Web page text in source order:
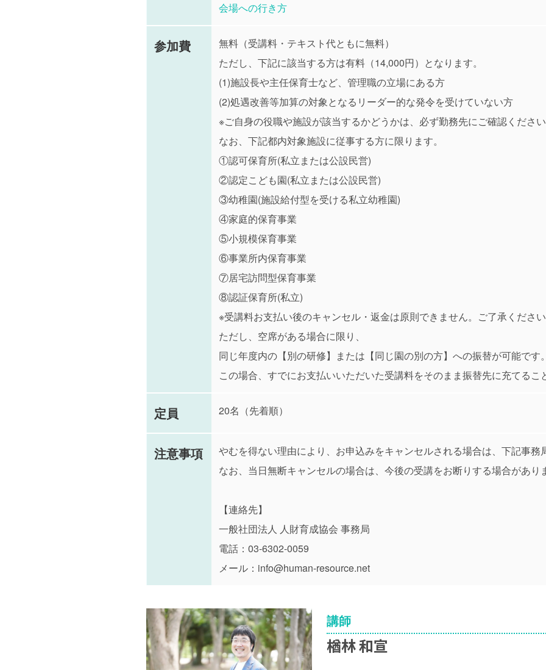
会場への行き方
参加費
無料（受講料・テキスト代ともに無料）
ただし、下記に該当する方は有料（14,000円）となります。
(1)施設長や主任保育士など、管理職の立場にある方
(2)処遇改善等加算の対象となるリーダー的な発令を受けていない方
※ご自身の役職や施設が該当するかどうかは、必ず勤務先にご確認ください
なお、下記都内対象施設に従事する方に限ります。
①認可保育所(私立または公設民営)
②認定こども園(私立または公設民営)
③幼稚園(施設給付型を受ける私立幼稚園)
④家庭的保育事業
⑤小規模保育事業
⑥事業所内保育事業
⑦居宅訪問型保育事業
⑧認証保育所(私立)
※受講料お支払い後のキャンセル・返金は原則できません。ご了承ください
ただし、空席がある場合に限り、
同じ年度内の【別の研修】または【同じ園の別の方】への振替が可能です。
この場合、すでにお支払いいただいた受講料をそのまま振替先に充てるこ
定員 20名（先着順）
注意事項
やむを得ない理由により、お申込みをキャンセルされる場合は、下記事務
なお、当日無断キャンセルの場合は、今後の受講をお断りする場合があり
【連絡先】
一般社団法人 人財育成協会 事務局
電話：03-6302-0059
メール：info@human-resource.net
講師
楢林 和宣